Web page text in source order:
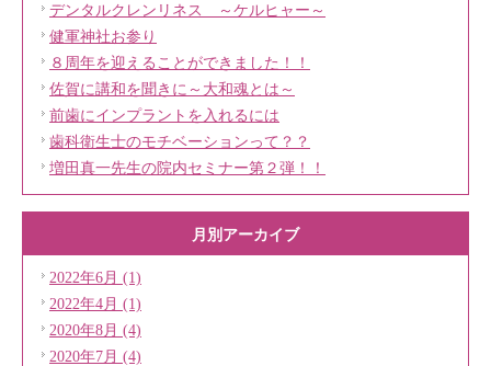
デンタルクレンリネス ～ケルヒャー～
健軍神社お参り
８周年を迎えることができました！！
佐賀に講和を聞きに～大和魂とは～
前歯にインプラントを入れるには
歯科衛生士のモチベーションって？？
増田真一先生の院内セミナー第２弾！！
月別アーカイブ
2022年6月 (1)
2022年4月 (1)
2020年8月 (4)
2020年7月 (4)